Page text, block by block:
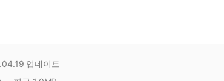
업데이트